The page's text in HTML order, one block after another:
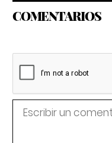
COMENTARIOS